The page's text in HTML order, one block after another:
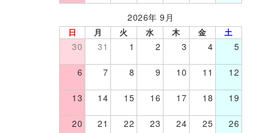
2026年 9月
日 月 火 水 木 金 土
30 31 1 2 3 4 5
6 7 8 9 10 11 12
13 14 15 16 17 18 19
20 21 22 23 24 25 26